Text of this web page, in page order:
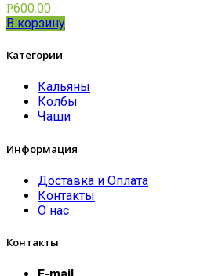
Р600.00
В корзину
Категории
Кальяны
Колбы
Чаши
Информация
Доставка и Оплата
Контакты
О нас
Контакты